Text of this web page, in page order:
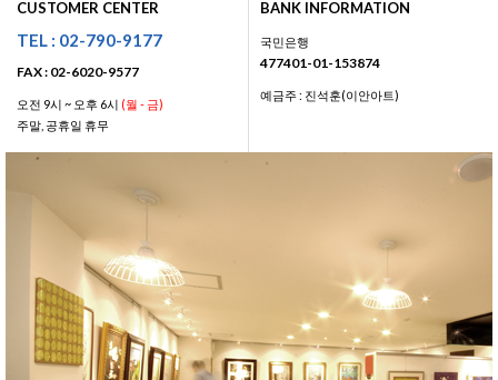
CUSTOMER CENTER
TEL : 02-790-9177
FAX : 02-6020-9577
오전 9시 ~ 오후 6시 (월 - 금)
주말, 공휴일 휴무
BANK INFORMATION
국민은행
477401-01-153874
예금주 : 진석훈(이안아트)